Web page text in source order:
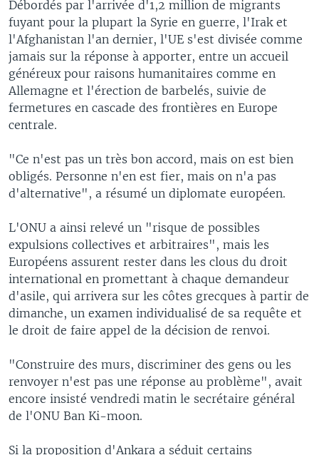
Débordés par l'arrivée d'1,2 million de migrants
fuyant pour la plupart la Syrie en guerre, l'Irak et
l'Afghanistan l'an dernier, l'UE s'est divisée comme
jamais sur la réponse à apporter, entre un accueil
généreux pour raisons humanitaires comme en
Allemagne et l'érection de barbelés, suivie de
fermetures en cascade des frontières en Europe
centrale.
"Ce n'est pas un très bon accord, mais on est bien
obligés. Personne n'en est fier, mais on n'a pas
d'alternative", a résumé un diplomate européen.
L'ONU a ainsi relevé un "risque de possibles
expulsions collectives et arbitraires", mais les
Européens assurent rester dans les clous du droit
international en promettant à chaque demandeur
d'asile, qui arrivera sur les côtes grecques à partir de
dimanche, un examen individualisé de sa requête et
le droit de faire appel de la décision de renvoi.
"Construire des murs, discriminer des gens ou les
renvoyer n'est pas une réponse au problème", avait
encore insisté vendredi matin le secrétaire général
de l'ONU Ban Ki-moon.
Si la proposition d'Ankara a séduit certains